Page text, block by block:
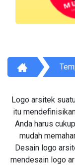
Logo arsitek
itu
Anda harus
mudah
Desain logo
mendesain logo